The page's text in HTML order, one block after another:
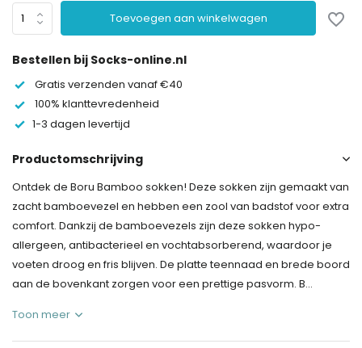
Toevoegen aan winkelwagen
Bestellen bij Socks-online.nl
Gratis verzenden vanaf €40
100% klanttevredenheid
1-3 dagen levertijd
Productomschrijving
Ontdek de Boru Bamboo sokken! Deze sokken zijn gemaakt van
zacht bamboevezel en hebben een zool van badstof voor extra
comfort. Dankzij de bamboevezels zijn deze sokken hypo-
allergeen, antibacterieel en vochtabsorberend, waardoor je
voeten droog en fris blijven. De platte teennaad en brede boord
aan de bovenkant zorgen voor een prettige pasvorm. B...
Toon meer